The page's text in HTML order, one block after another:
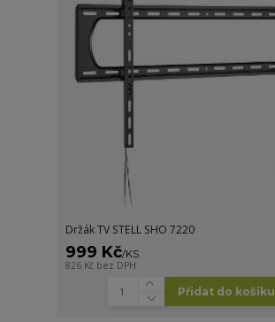
Držák TV STELL SHO 7220
999 Kč/KS
826 Kč bez DPH
Přidat do košíku